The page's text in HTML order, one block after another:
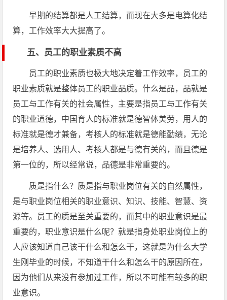
早期的结算都是人工结算，而现在大多是电算化结
算，工作效率大大提高了。
五、员工的职业素质不高
员工的职业素质也极大地决定着工作效率，员工的
职业素质就是整体员工的职业品质。什么是品，品就是
员工与工作有关的社会属性，主要是指员工与工作有关
的职业道德，中国育人的标准就是德智体美劳，用人的
标准就是德才兼备，考核人的标准就是德能勤绩，无论
是培养人、选用人、考核人都是与德有关的，而且德是
第一位的，所以经常说，品德是非常重要的。
质是指什么？质是指与职业岗位有关的自然属性，
是与职业岗位相关的职业意识、知识、技能、智慧、资
源等。员工的质是至关重要的，而其中的职业意识是最
重要的，职业意识是什么呢？就是指身处职业岗位上的
人应该知道自己该干什么和怎么干，这就是为什么大学
生刚毕业的时候，不知道干什么和怎么干的原因所在，
因为他们从来没有参加过工作，所以不可能有较多的职
业意识。